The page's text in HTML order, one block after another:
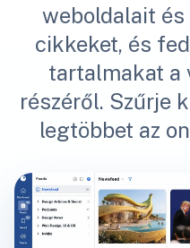
weboldalait
cikkeket, és
tartalmakat a
részéről. Szűrje
legtöbbet az